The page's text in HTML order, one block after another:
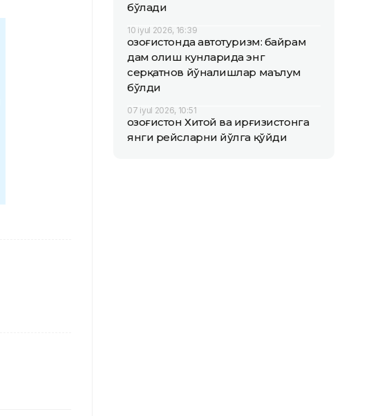
бўлади
10 iyul 2026, 16:39
Қозоғистонда автотуризм: байрам
дам олиш кунларида энг
серқатнов йўналишлар маълум
бўлди
07 iyul 2026, 10:51
Қозоғистон Хитой ва Қирғизистонга
янги рейсларни йўлга қўйди